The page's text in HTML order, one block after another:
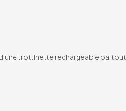
trottinette rechargeable partout.